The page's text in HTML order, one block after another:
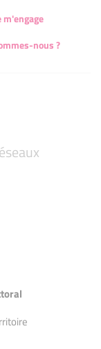
m'engage
nous ?